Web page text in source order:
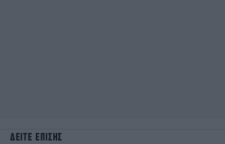
ΔΕΙΤΕ ΕΠΙΣΗΣ